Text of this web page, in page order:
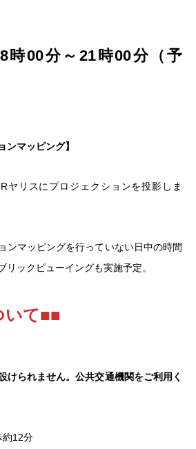
時00分～21時00分（予
ンマッピング】
ヤリスにプロジェクションを投影しま
ンマッピングを行っていない日中の時間
リックビューイングも実施予定。
いて■■
けられません。公共交通機関をご利用く
約12分